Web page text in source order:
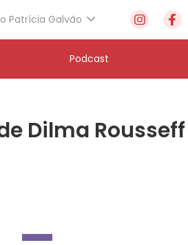
Patrícia Galvão
Podcast
Dilma Rousseff